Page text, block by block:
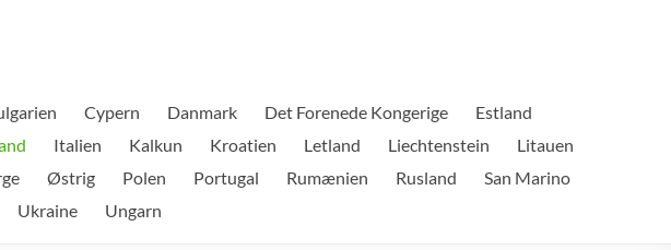
Cypern Danmark Det Forenede Kongerige
Estland
Italien Kalkun Kroatien Letland Liechtenstein
Litauen
Østrig Polen Portugal Rumænien Rusland
San Marino
Ukraine Ungarn